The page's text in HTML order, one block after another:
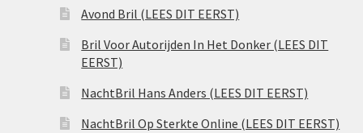
Avond Bril (LEES DIT EERST)
Bril Voor Autorijden In Het Donker (LEES DIT
EERST)
NachtBril Hans Anders (LEES DIT EERST)
NachtBril Op Sterkte Online (LEES DIT EERST)